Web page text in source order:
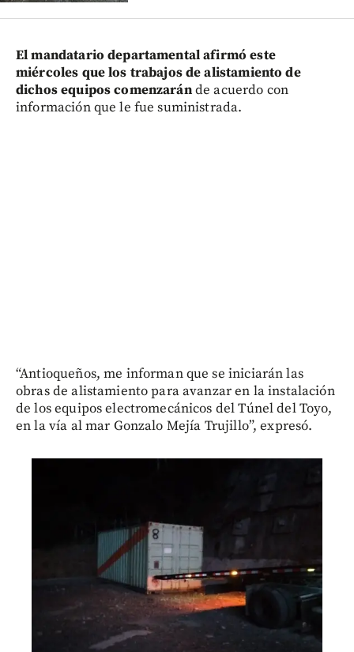
El mandatario departamental afirmó este
miércoles que los trabajos de alistamiento de
dichos equipos comenzaránde acuerdo con
información que le fue suministrada.
“Antioqueños, me informan que se iniciarán las
obras de alistamiento para avanzar en la instalación
de los equipos electromecánicos del Túnel del Toyo,
en la vía al mar Gonzalo Mejía Trujillo”, expresó.